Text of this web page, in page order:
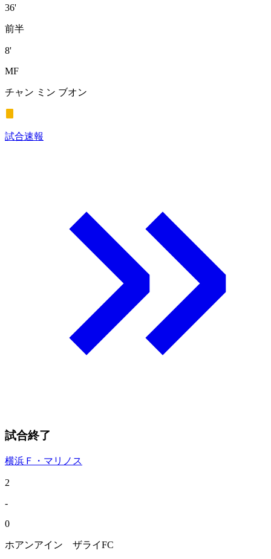
36'
前半
8'
MF
チャン ミン ブオン
試合速報
試合終了
横浜Ｆ・マリノス
2
-
0
ホアンアイン ザライFC